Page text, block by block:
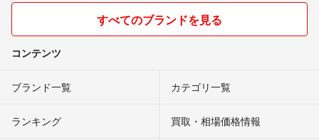
すべてのブランドを見る
コンテンツ
ブランド一覧 カテゴリ一覧
ランキング 買取・相場価格情報